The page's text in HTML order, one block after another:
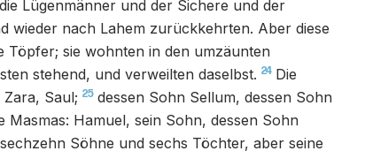
Lügenmänner und der Sichere und der
wieder nach Lahem zurückkehrten. Aber diese
Töpfer; sie wohnten in den umzäunten
stehend, und verweilten daselbst. 24 Die
Saul; 25 dessen Sohn Sellum, dessen Sohn
Masmas: Hamuel, sein Sohn, dessen Sohn
Söhne und sechs Töchter, aber seine